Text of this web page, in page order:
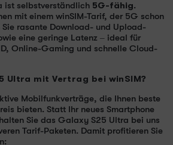
ist selbstverständlich 5G-fähig.
mit einem winSIM-Tarif, der 5G schon
rasante Download- und Upload-
eine geringe Latenz – ideal für
Online-Gaming und schnelle Cloud-
Ultra mit Vertrag bei winSIM?
Mobilfunkverträge, die Ihnen beste
bieten. Statt Ihr neues Smartphone
Sie das Galaxy S25 Ultra bei uns
Tarif-Paketen. Damit profitieren Sie